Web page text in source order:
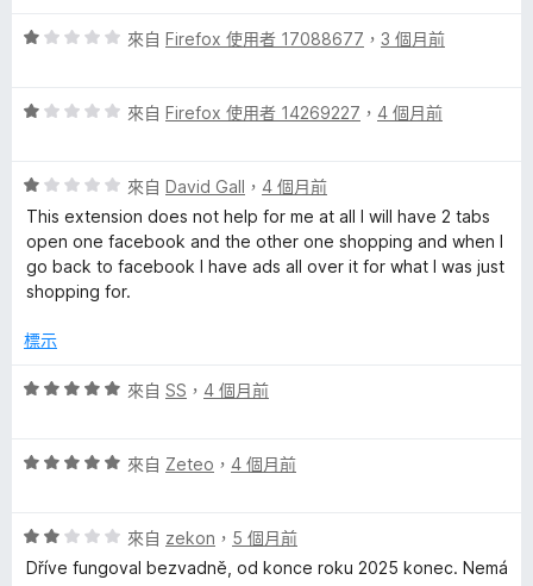
分
滿
分
評
分
分
5
分
來自 Firefox 使用者 17088677 ， 3 個月前
評
分
，
滿
分
5
來自 Firefox 使用者 14269227 ， 4 個月前
評
價
1
分
，
分
分
來自 David Gall ， 4 個月前
This extension does not help for me at all I will have 2 tabs
open one facebook and the other one shopping and when I
go back to facebook I have ads all over it for what I was just
shopping for.
標示
評
分
分
5
來自 SS ， 4 個月前
評
分
，
來自 Zeteo ， 4 個月前
評
價
來自 zekon ， 5 個月前
Dříve fungoval bezvadně, od konce roku 2025 konec. Nemá